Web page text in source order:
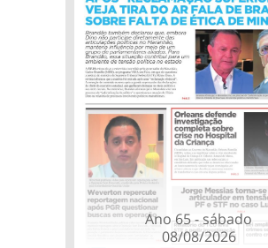
Ano 65 - sábado
08/08/2026